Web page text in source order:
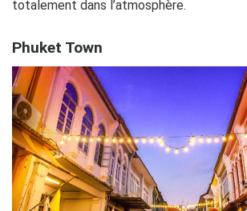
totalement dans l’atmosphère.
Phuket Town